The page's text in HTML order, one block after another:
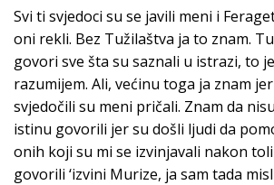
Svi ti svjedoci su se javili meni i
oni rekli. Bez Tužilaštva ja to znam.
govori sve šta su saznali u istrazi, to
razumijem. Ali, većinu toga ja znam
svjedočili su meni pričali. Znam da
istinu govorili jer su došli ljudi da
onih koji su mi se izvinjavali nakon
govorili ‘izvini Murize, ja sam tada